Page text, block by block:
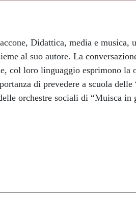
Didattica, media e musica,
al suo autore. La
col loro linguaggio esprimono la
di prevedere a scuola
orchestre sociali di “Muisca